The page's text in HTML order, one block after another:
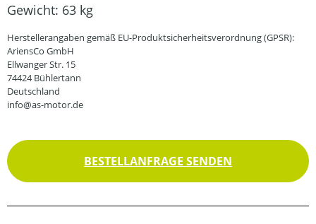
Gewicht: 63 kg
Herstellerangaben gemäß EU-Produktsicherheitsverordnung (GPSR):
AriensCo GmbH
Ellwanger Str. 15
74424 Bühlertann
Deutschland
info@as-motor.de
BESTELLANFRAGE SENDEN